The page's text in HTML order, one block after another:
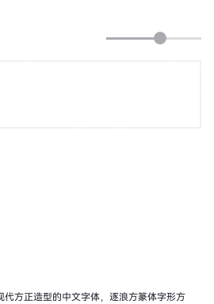
代方正造型的中文字体，逐浪方篆体字形方